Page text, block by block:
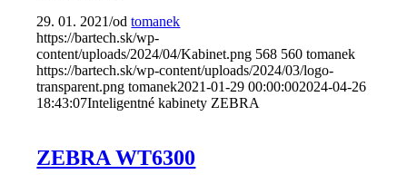
29. 01. 2021/odtomanek
https://bartech.sk/wp-
content/uploads/2024/04/Kabinet.png 568 560 tomanek
https://bartech.sk/wp-content/uploads/2024/03/logo-
transparent.png tomanek2021-01-29 00:00:002024-04-26
18:43:07Inteligentné kabinety ZEBRA
ZEBRA WT6300